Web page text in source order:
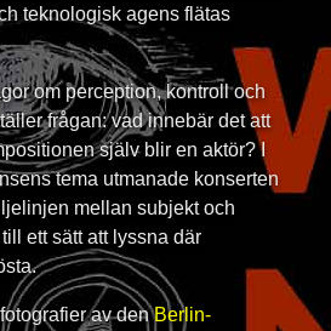
teknologisk agens flätas
om perception, kontroll och
frågan: vad innebär det att
själv blir en aktör? I
tema utmanade konserten
mellan subjekt och
ett sätt att lyssna där
av denBerlin-